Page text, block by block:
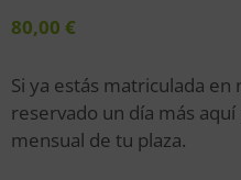
80,00 €
Si ya estás matriculada
reservado un día más
mensual de tu plaza.